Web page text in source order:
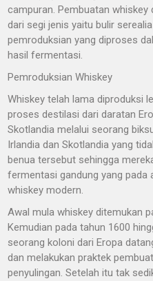
campuran. Pembuatan whiskey
dari segi jenis yaitu bulir
pemroduksian yang diproses
hasil fermentasi.
Pemroduksian Whiskey
Whiskey telah lama diproduksi
proses destilasi dari daratan
Skotlandia melalui seorang
Irlandia dan Skotlandia yang
benua tersebut sehingga
fermentasi gandung yang pada
whiskey modern.
Awal mula whiskey ditemukan
Kemudian pada tahun 1600
seorang koloni dari Eropa
dan melakukan praktek
penyulingan. Setelah itu tak